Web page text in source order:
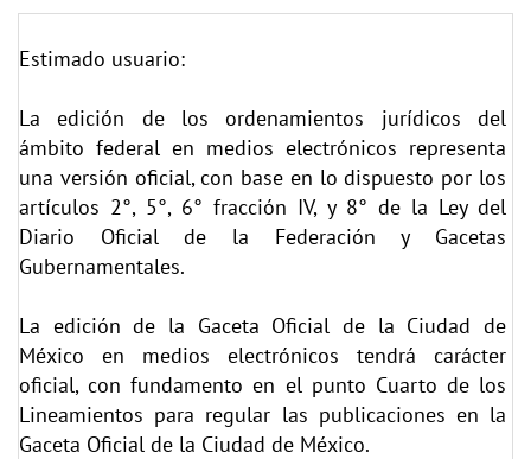
Estimado usuario:
La edición de los ordenamientos jurídicos del
ámbito federal en medios electrónicos representa
una versión oficial, con base en lo dispuesto por los
artículos 2°, 5°, 6° fracción IV, y 8° de la Ley del
Diario Oficial de la Federación y Gacetas
Gubernamentales.
La edición de la Gaceta Oficial de la Ciudad de
México en medios electrónicos tendrá carácter
oficial, con fundamento en el punto Cuarto de los
Lineamientos para regular las publicaciones en la
Gaceta Oficial de la Ciudad de México.